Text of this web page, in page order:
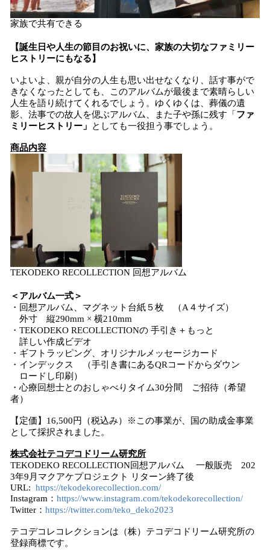
家族で共有できる
【誕生日や人生の節目のお祝いに、家族の大切なファミリー
ヒストリーにもなる】
いよいよ、親が自分の人生も思い出せなくなり、話す事がで
きなくなったとしても、このアルバムが最後まで素晴らしい
人生を語り続けてくれるでしょう。ゆくゆくは、葬儀の遺
影、法事での故人を偲ぶアルバム、また子や孫に残す「 ファ
ミリーヒストリー」
としても一役担う事でしょう。
商品内容
TEKODEKO RECOLLECTION 回想アルバム
＜アルバム⼀式＞
・回想アルバム、マグネット台紙５枚 （A４サイズ）
外寸 縦290mm × 横210mm
・TEKODEKO RECOLLECTIONの 手引き＋もっと
詳しい作成ビデオ
・ギフトラッピング、オリジナルメッセージカード
・インデックス （手引き書にあるQRコードからダウン
ロードし印刷）
・心療回想士とのおしゃべりタイム30分間 ご招待（希望
者）
【定価】16,500円（税込み）※この事業が、国の助成金事業
として採択されました。
株式会社テコデコドリーム研究所
TEKODEKO RECOLLECTION回想アルバム 一般販売 202
3年9月マクアケプロジェクト リターン終了後
URL: https://tekodekorecollection.com/
Instagram： https://www.instagram.com/tekodekorecollection/
Twitter： https://twitter.com/teko_deko2023
テコデコレコレクションは（株）テコデコドリーム研究所の
登録商標です。